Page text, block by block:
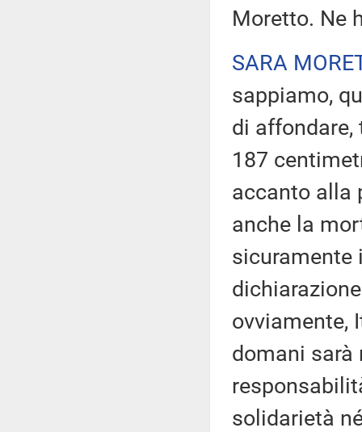
Moretto. Ne
SARA
sappiamo,
di affondare,
187
accanto alla
anche la
sicuramente
ovviamente,
domani sarà
solidarietà